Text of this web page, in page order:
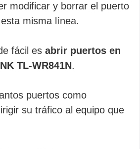
modificar y borrar el puerto
misma línea.
fácil es abrir puertos en
TL-WR841N.
puertos como
su tráfico al equipo que